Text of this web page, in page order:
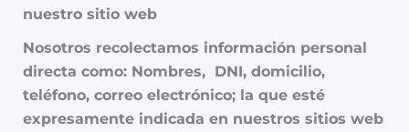
nuestro sitio web
Nosotros recolectamos información personal
directa como: Nombres, DNI, domicilio,
teléfono, correo electrónico; la que esté
expresamente indicada en nuestros sitios web